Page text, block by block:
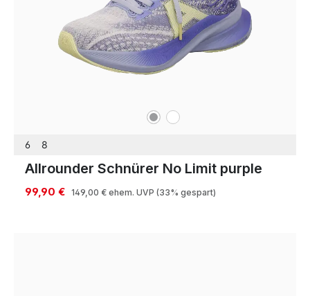
grauweiß
6 8
Allrounder Schnürer No Limit purple
99,90 € 149,00 € ehem. UVP (33% gespart)